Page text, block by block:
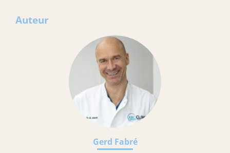
Auteur
Gerd Fabré